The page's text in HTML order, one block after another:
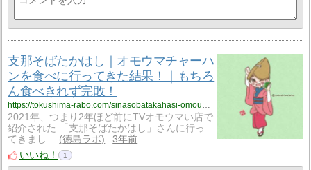
支那そばたかはし｜オモウマチャーハ
ンを食べに行ってきた結果！｜もちろ
ん食べきれず完敗！
2021年、つまり2年ほど前にTVオモウマい店で
紹介された 「支那そばたかはし」さんに行っ
てきまし…
徳島ラボ
3年前
いいね！
1